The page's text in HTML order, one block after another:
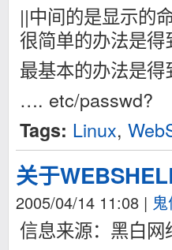
||中间的是显示的
很简单的办法是得
最基本的办法是
…. etc/passwd?
Tags: Linux,
关于
2005/04/14 11:08 |
信息来源：黑白网